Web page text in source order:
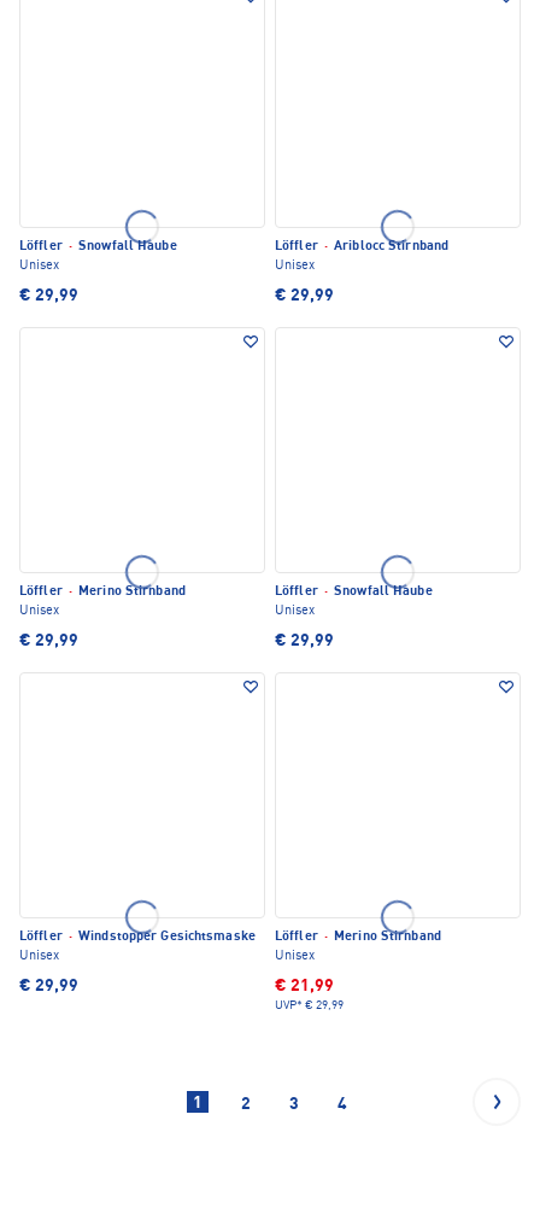
Löffler · Snowfall Haube
Unisex
€ 29,99
Löffler · Ariblocc Stirnband
Unisex
€ 29,99
Löffler · Merino Stirnband
Unisex
€ 29,99
Löffler · Snowfall Haube
Unisex
€ 29,99
Löffler · Windstopper Gesichtsmaske
Unisex
€ 29,99
Löffler · Merino Stirnband
Unisex
€ 21,99
UVP* € 29,99
1 2 3 4